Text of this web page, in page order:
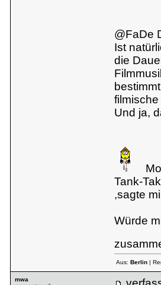
@FaDe
Ist
die
Und ja,
Tank-
,sagte
Würde
Aus: Berlin|
mwa